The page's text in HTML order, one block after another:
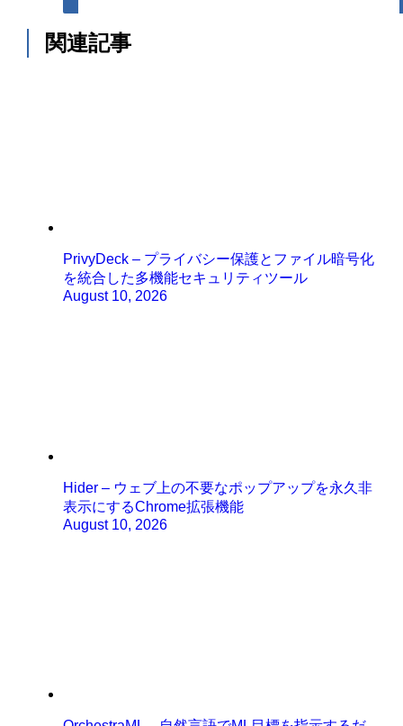
関連記事
PrivyDeck – プライバシー保護とファイル暗号化
を統合した多機能セキュリティツール
August 10, 2026
Hider – ウェブ上の不要なポップアップを永久非
表示にするChrome拡張機能
August 10, 2026